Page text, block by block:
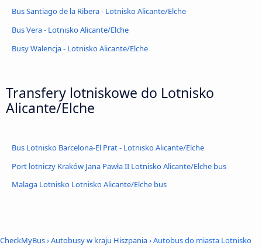
Bus Santiago de la Ribera - Lotnisko Alicante/Elche
Bus Vera - Lotnisko Alicante/Elche
Busy Walencja - Lotnisko Alicante/Elche
Transfery lotniskowe do Lotnisko
Alicante/Elche
Bus Lotnisko Barcelona-El Prat - Lotnisko Alicante/Elche
Port lotniczy Kraków Jana Pawła II Lotnisko Alicante/Elche bus
Malaga Lotnisko Lotnisko Alicante/Elche bus
CheckMyBus›Autobusy w kraju Hiszpania› Autobus do miasta Lotnisko